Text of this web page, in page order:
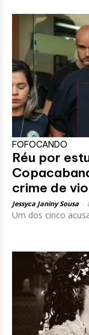
FOFOCANDO
Réu por
crime de
Jessyca Janiny Sousa
Um dos cinco